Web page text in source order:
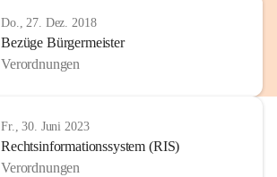
Do., 27. Dez. 2018
Bezüge Bürgermeister
Verordnungen
Fr., 30. Juni 2023
Rechtsinformationssystem (RIS)
Verordnungen